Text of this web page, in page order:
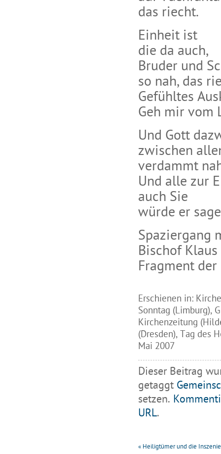
das riecht.
Einheit ist
die da auch,
Bruder und
so nah, das
Gefühltes
Geh mir vom
Und Gott
zwischen
verdammt
Und alle zur
auch Sie
würde er
Spaziergang
Bischof
Fragment
Erschienen in:
Sonntag (Limburg),
Kirchenzeitung
(Dresden), Tag des
Mai 2007
Dieser Beitrag
getaggt
setzen.
URL.
« Heiligtümer und die